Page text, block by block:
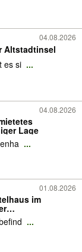
04.08.2026
Altstadtinsel
es si ...
04.08.2026
Lage
...
01.08.2026
im
...